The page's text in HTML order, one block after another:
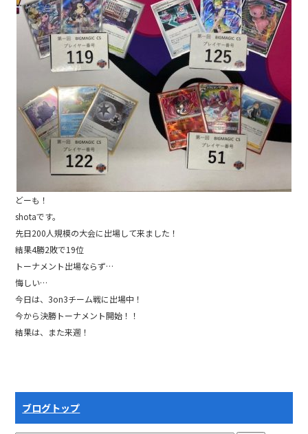
e
b
o
o
k
どーも！
shotaです。
先日200人規模の大会に出場して来ました！
結果4勝2敗で19位
トーナメント出場ならず…
悔しい…
今日は、3on3チーム戦に出場中！
今から決勝トーナメント開始！！
結果は、また来週！
ブログトップ